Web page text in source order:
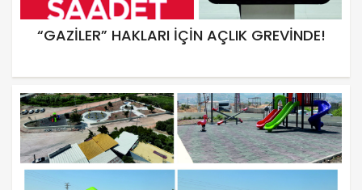
“GAZİLER” HAKLARI İÇİN AÇLIK GREVİNDE!